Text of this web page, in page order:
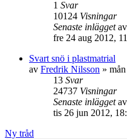
1 Svar
10124 Visningar
Senaste inläggetav
fre 24 aug 2012,
Svart snö i plastmatrial
av Fredrik Nilsson »
13 Svar
24737 Visningar
Senaste inläggetav
tis 26 jun 2012,
Ny tråd